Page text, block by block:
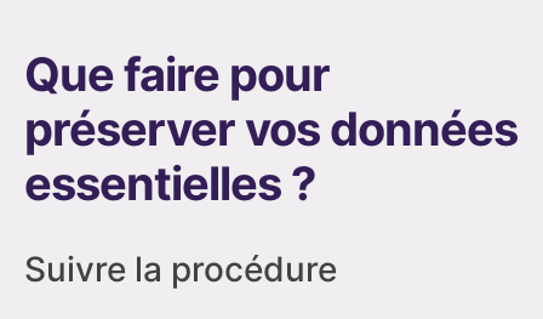
Que faire pour
préserver vos données
essentielles ?
Suivre la procédure